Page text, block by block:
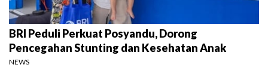
BRI Peduli Perkuat Posyandu, Dorong
Pencegahan Stunting dan Kesehatan Anak
NEWS